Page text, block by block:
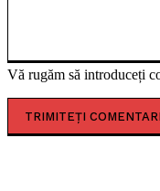
Vă rugăm să introduceți